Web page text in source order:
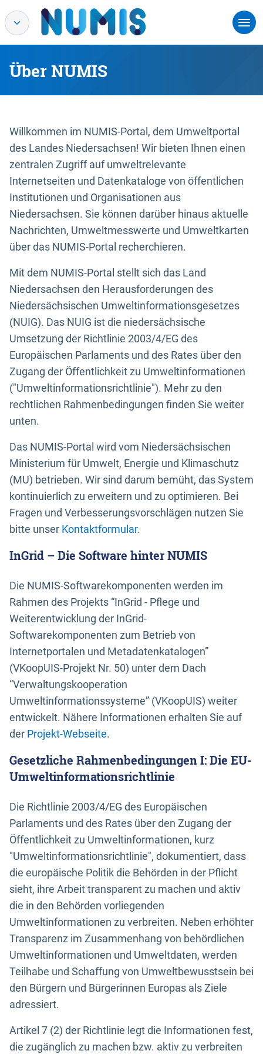
Über NUMIS
Willkommen im NUMIS-Portal, dem Umweltportal
des Landes Niedersachsen! Wir bieten Ihnen einen
zentralen Zugriff auf umweltrelevante
Internetseiten und Datenkataloge von öffentlichen
Institutionen und Organisationen aus
Niedersachsen. Sie können darüber hinaus aktuelle
Nachrichten, Umweltmesswerte und Umweltkarten
über das NUMIS-Portal recherchieren.
Mit dem NUMIS-Portal stellt sich das Land
Niedersachsen den Herausforderungen des
Niedersächsischen Umweltinformationsgesetzes
(NUIG). Das NUIG ist die niedersächsische
Umsetzung der Richtlinie 2003/4/EG des
Europäischen Parlaments und des Rates über den
Zugang der Öffentlichkeit zu Umweltinformationen
("Umweltinformationsrichtlinie"). Mehr zu den
rechtlichen Rahmenbedingungen finden Sie weiter
unten.
Das NUMIS-Portal wird vom Niedersächsischen
Ministerium für Umwelt, Energie und Klimaschutz
(MU) betrieben. Wir sind darum bemüht, das System
kontinuierlich zu erweitern und zu optimieren. Bei
Fragen und Verbesserungsvorschlägen nutzen Sie
bitte unser Kontaktformular.
InGrid – Die Software hinter NUMIS
Die NUMIS-Softwarekomponenten werden im
Rahmen des Projekts “InGrid - Pflege und
Weiterentwicklung der InGrid-
Softwarekomponenten zum Betrieb von
Internetportalen und Metadatenkatalogen”
(VKoopUIS-Projekt Nr. 50) unter dem Dach
“Verwaltungskooperation
Umweltinformationssysteme” (VKoopUIS) weiter
entwickelt. Nähere Informationen erhalten Sie auf
der Projekt-Webseite.
Gesetzliche Rahmenbedingungen I: Die EU-
Umweltinformationsrichtlinie
Die Richtlinie 2003/4/EG des Europäischen
Parlaments und des Rates über den Zugang der
Öffentlichkeit zu Umweltinformationen, kurz
"Umweltinformationsrichtlinie", dokumentiert, dass
die europäische Politik die Behörden in der Pflicht
sieht, ihre Arbeit transparent zu machen und aktiv
die in den Behörden vorliegenden
Umweltinformationen zu verbreiten. Neben erhöhter
Transparenz im Zusammenhang von behördlichen
Umweltinformationen und Umweltdaten, werden
Teilhabe und Schaffung von Umweltbewusstsein bei
den Bürgern und Bürgerinnen Europas als Ziele
adressiert.
Artikel 7 (2) der Richtlinie legt die Informationen fest,
die zugänglich zu machen bzw. aktiv zu verbreiten